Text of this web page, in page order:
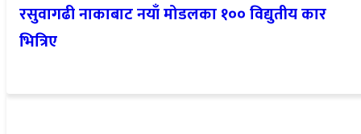
रसुवागढी नाकाबाट नयाँ मोडलका १०० विद्युतीय कार
भित्रिए